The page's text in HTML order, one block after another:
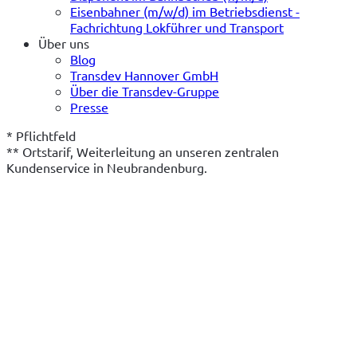
Eisenbahner (m/w/d) im Betriebsdienst -
Fachrichtung Lokführer und Transport
Über uns
Blog
Transdev Hannover GmbH
Über die Transdev-Gruppe
Presse
* Pflichtfeld
** Ortstarif, Weiterleitung an unseren zentralen
Kundenservice in Neubrandenburg.